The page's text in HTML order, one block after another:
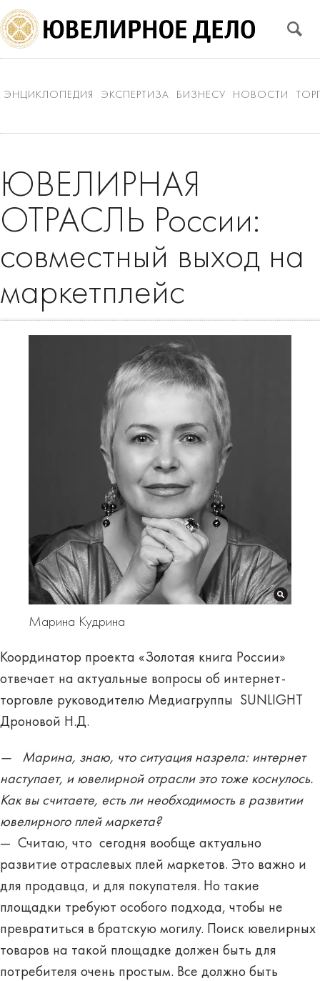
ЭНЦИКЛОПЕДИЯ ЭКСПЕРТИЗА БИЗНЕСУ НОВОСТИ
ЮВЕЛИРНАЯ
ОТРАСЛЬ России:
совместный выход на
маркетплейс
Марина Кудрина
Координатор проекта «Золотая книга России»
отвечает на актуальные вопросы об интернет-
торговле руководителю Медиагруппы SUNLIGHT
Дроновой Н.Д.
— Марина, знаю, что ситуация назрела: интернет
наступает, и ювелирной отрасли это тоже коснулось.
Как вы считаете, есть ли необходимость в развитии
ювелирного плей маркета?
— Считаю, что сегодня вообще актуально
развитие отраслевых плей маркетов. Это важно и
для продавца, и для покупателя. Но такие
площадки требуют особого подхода, чтобы не
превратиться в братскую могилу. Поиск ювелирных
товаров на такой площадке должен быть для
потребителя очень простым. Все должно быть